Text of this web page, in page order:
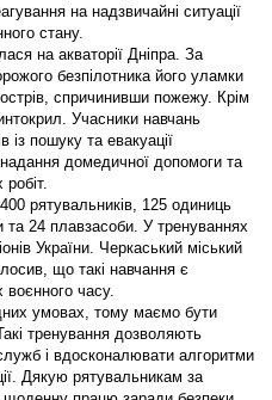
на надзвичайні ситуації
стану.
на акваторії Дніпра. За
безпілотника його уламки
спричинивши пожежу. Крім
Учасники навчань
із пошуку та евакуації
домедичної допомоги та
рятувальників, 125 одиниць
та 24 плавзасоби. У тренуваннях
України. Черкаський міський
що такі навчання є
часу.
умовах, тому маємо бути
тренування дозволяють
і вдосконалювати алгоритми
Дякую рятувальникам за